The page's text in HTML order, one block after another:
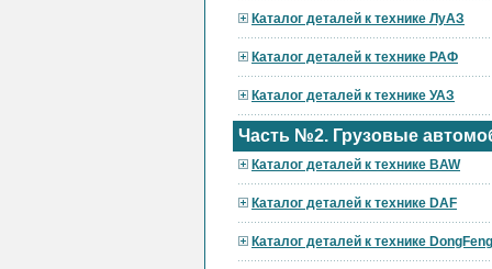
Каталог деталей к технике ЛуАЗ
Каталог деталей к технике РАФ
Каталог деталей к технике УАЗ
Часть №2. Грузовые
Каталог деталей к технике BAW
Каталог деталей к технике DAF
Каталог деталей к технике DongFeng